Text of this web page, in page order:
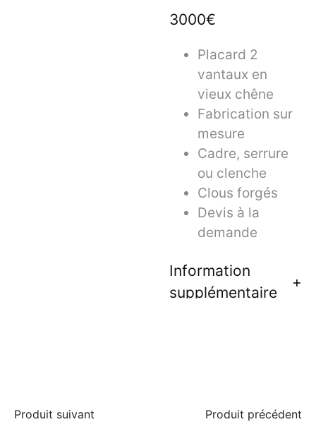
3000€
Placard 2
vantaux en
vieux chêne
Fabrication sur
mesure
Cadre, serrure
ou clenche
Clous forgés
Devis à la
demande
Information
supplémentaire
Produit suivant Produit précédent